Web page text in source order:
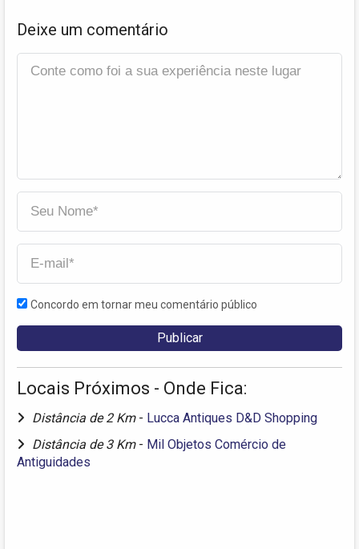
Deixe um comentário
Concordo em tornar meu comentário público
Locais Próximos - Onde Fica:
Distância de 2 Km - Lucca Antiques D&D Shopping
Distância de 3 Km - Mil Objetos Comércio de
Antiguidades